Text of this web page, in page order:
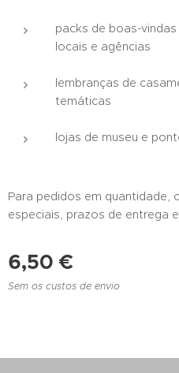
packs de boas-
locais e agências
lembranças de
temáticas
lojas de museu e
Para pedidos em quantidade,
especiais, prazos de entrega
6,50 €
Sem os custos de envio